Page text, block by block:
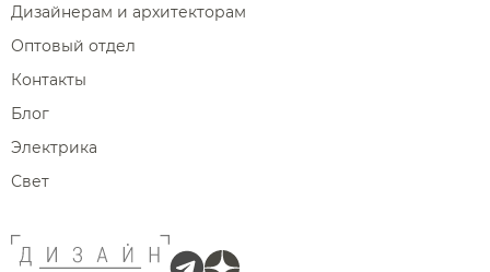
Дизайнерам и архитекторам
Оптовый отдел
Контакты
Блог
Электрика
Свет